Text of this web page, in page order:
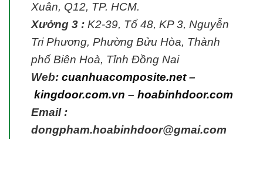
Xuân, Q12, TP. HCM.
Xưởng 3 : K2-39, Tổ 48, KP 3, Nguyễn
Tri Phương, Phường Bửu Hòa, Thành
phố Biên Hoà, Tỉnh Đồng Nai
Web: cuanhuacomposite.net–
kingdoor.com.vn – hoabinhdoor.com
Email :
dongpham.hoabinhdoor@gmai.com